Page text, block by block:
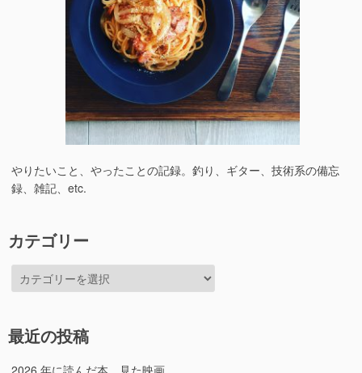
やりたいこと、やったことの記録。釣り、ギター、技術系の備忘
録、雑記、etc.
カテゴリー
テ
ー
最近の投稿
2026 年に読んだ本、見た映画